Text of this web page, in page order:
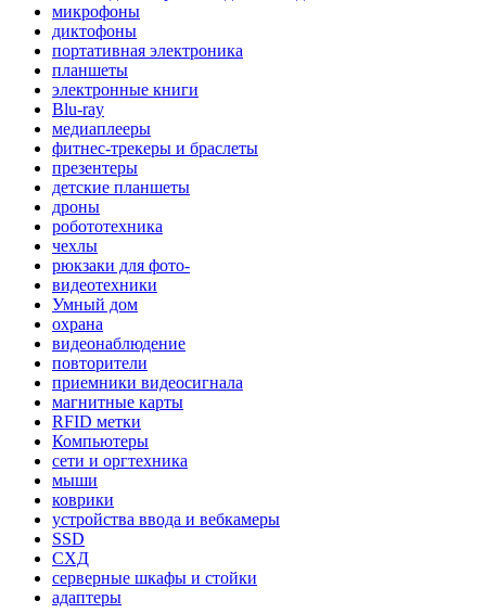
микрофоны
диктофоны
портативная электроника
планшеты
электронные книги
Blu-ray
медиаплееры
фитнес-трекеры и браслеты
презентеры
детские планшеты
дроны
робототехника
чехлы
рюкзаки для фото-
видеотехники
Умный дом
охрана
видеонаблюдение
повторители
приемники видеосигнала
магнитные карты
RFID метки
Компьютеры
сети и оргтехника
мыши
коврики
устройства ввода и вебкамеры
SSD
СХД
серверные шкафы и стойки
адаптеры